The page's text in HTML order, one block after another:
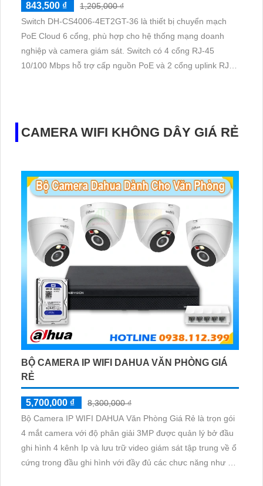
843,500 ₫
1,205,000 ₫
Switch DH-CS4006-4ET2GT-36 là thiết bị chuyển mạch
PoE Cloud 6 cổng, phù hợp cho hệ thống mạng doanh
nghiệp và camera giám sát. Switch có 4 cổng RJ-45
10/100 Mbps hỗ trợ cấp nguồn PoE và 2 cổng uplink RJ-
CAMERA WIFI KHÔNG DÂY GIÁ RẺ
BỘ CAMERA IP WIFI DAHUA VĂN PHÒNG GIÁ
RẺ
5,700,000 ₫
8,300,000 ₫
Bộ Camera IP WIFI DAHUA Văn Phòng Giá Rẻ là trọn gói
4 mắt camera với độ phân giải 3MP được quản lý bở đầu
ghi hình 4 kênh Ip và lưu trữ video giám sát tập trung về ổ
cứng trong đầu ghi hình với đầy đủ các chưc năng như AI